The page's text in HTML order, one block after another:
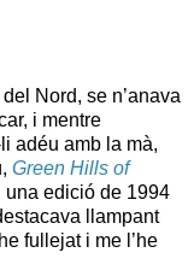
Nord, se n’anava
i mentre
adéu amb la mà,
Green Hills of
una edició de 1994
llampant
fullejat i me l’he